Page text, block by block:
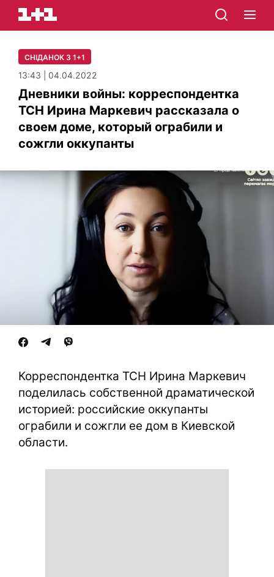
СНІДАНОК З 1+1
13:43 | 04.04.2022
Дневники войны: корреспондентка
ТСН Ирина Маркевич рассказала о
своем доме, который ограбили и
сожгли оккупанты
Корреспондентка ТСН Ирина Маркевич
поделилась собственной драматической
историей: российские оккупанты
ограбили и сожгли ее дом в Киевской
области.